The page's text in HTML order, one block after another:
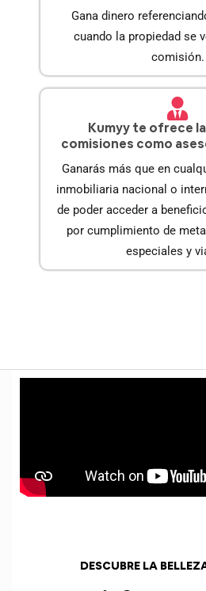
Gana dinero
cuando la propiedad se
comisión.
Kumyy te ofrece
comisiones como
Ganarás más que en
inmobiliaria nacional o
de poder acceder a
por cumplimiento de
especiales y
DESCUBRE LA